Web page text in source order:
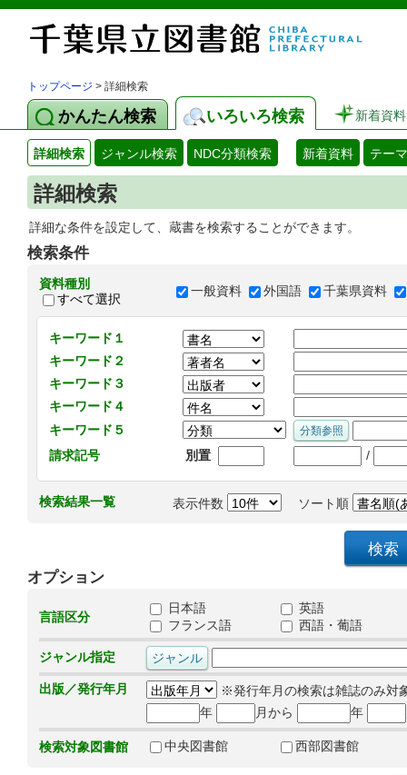
トップページ > 詳細検索
かんたん検索 いろいろ検索 新着資料
詳細検索 ジャンル検索 NDC分類検索 新着資料 テー
詳細検索
詳細な条件を設定して、蔵書を検索することができます。
検索条件
資料種別
すべて選択
一般資料 外国語 千葉県資料
キーワード１
キーワード２
キーワード３
キーワード４
キーワード５
請求記号
別置 /
検索結果一覧 表示件数 ソート順
オプション
言語区分
日本語
英語
フランス語
西語・葡語
ジャンル指定
出版／発行年月
※発行年月の検索は雑誌のみ対
年
月から 年
検索対象図書館 中央図書館 西部図書館